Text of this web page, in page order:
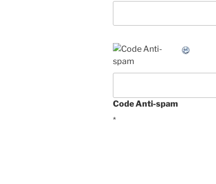
Code Anti-spam
*